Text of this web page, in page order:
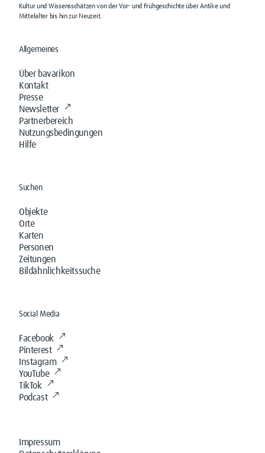
Kultur und Wissensschätzen von der Vor- und Frühgeschichte über Antike und
Mittelalter bis hin zur Neuzeit.
Allgemeines
Über bavarikon
Kontakt
Presse
Newsletter
Partnerbereich
Nutzungsbedingungen
Hilfe
Suchen
Objekte
Orte
Karten
Personen
Zeitungen
Bildähnlichkeitssuche
Social Media
Facebook
Pinterest
Instagram
YouTube
TikTok
Podcast
Impressum